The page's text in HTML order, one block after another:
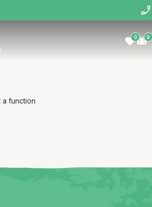
0 0
a function